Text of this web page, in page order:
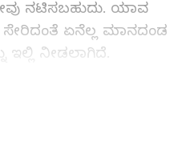
ನಟಿಸಬಹುದು. ಯಾವ
ಏನೆಲ್ಲ ಮಾನದಂಡ
ನೀಡಲಾಗಿದೆ.